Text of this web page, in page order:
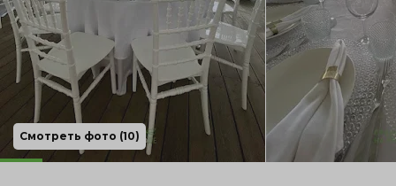
День рождения
Выпускной
Корпоратив
Смотреть фото (10)